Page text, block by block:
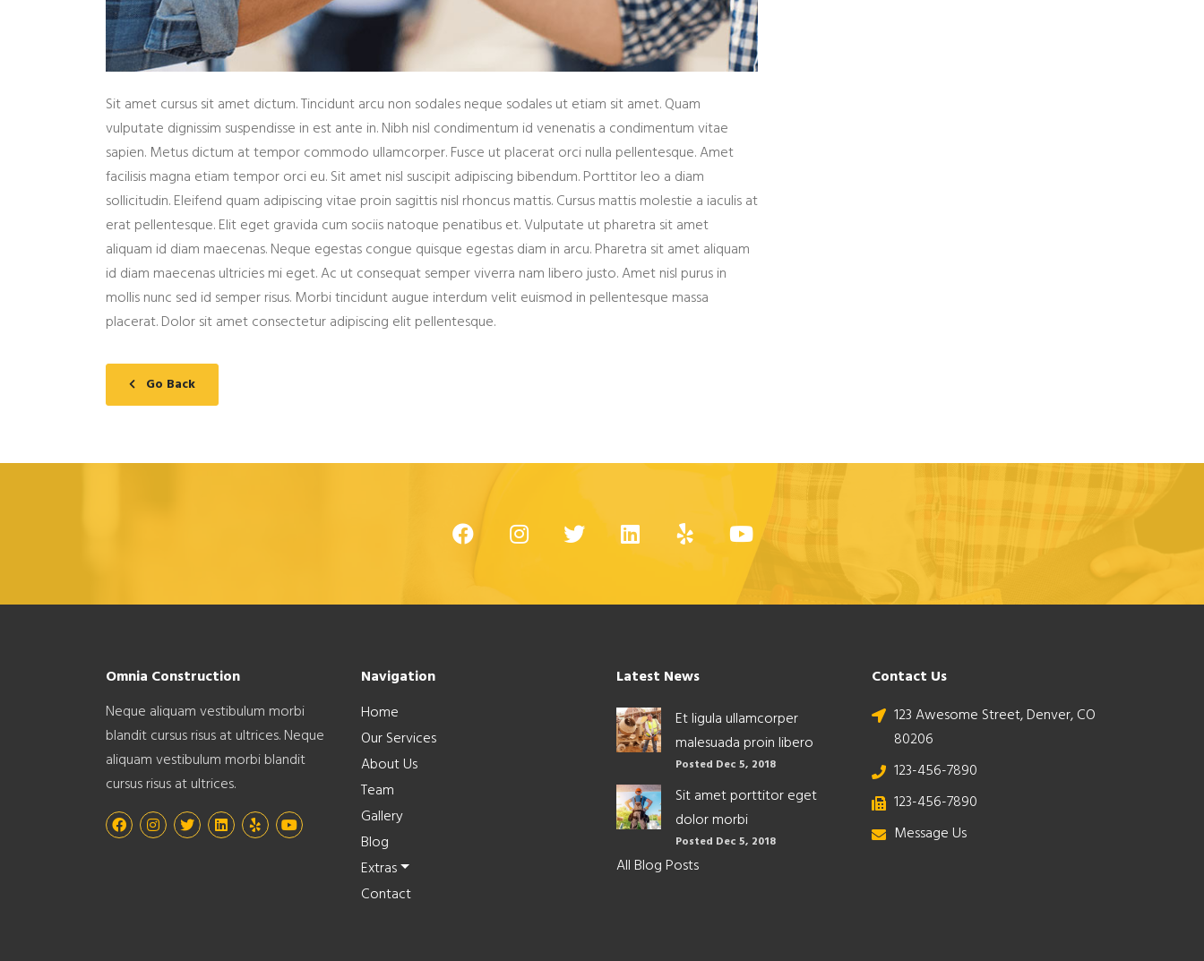
Sit amet cursus sit amet dictum. Tincidunt arcu non sodales neque sodales ut etiam sit amet. Quam
vulputate dignissim suspendisse in est ante in. Nibh nisl condimentum id venenatis a condimentum vitae
sapien. Metus dictum at tempor commodo ullamcorper. Fusce ut placerat orci nulla pellentesque. Amet
facilisis magna etiam tempor orci eu. Sit amet nisl suscipit adipiscing bibendum. Porttitor leo a diam
sollicitudin. Eleifend quam adipiscing vitae proin sagittis nisl rhoncus mattis. Cursus mattis molestie a iaculis at
erat pellentesque. Elit eget gravida cum sociis natoque penatibus et. Vulputate ut pharetra sit amet
aliquam id diam maecenas. Neque egestas congue quisque egestas diam in arcu. Pharetra sit amet aliquam
id diam maecenas ultricies mi eget. Ac ut consequat semper viverra nam libero justo. Amet nisl purus in
mollis nunc sed id semper risus. Morbi tincidunt augue interdum velit euismod in pellentesque massa
placerat. Dolor sit amet consectetur adipiscing elit pellentesque.
Go Back
Omnia Construction
Neque aliquam vestibulum morbi
blandit cursus risus at ultrices. Neque
aliquam vestibulum morbi blandit
cursus risus at ultrices.
Navigation
Home
Our Services
About Us
Team
Gallery
Blog
Extras
Contact
Latest News
Et ligula ullamcorper
malesuada proin libero
Posted Dec 5, 2018
Sit amet porttitor eget
dolor morbi
Posted Dec 5, 2018
All Blog Posts
Contact Us
123 Awesome Street, Denver, CO
80206
123-456-7890
123-456-7890
Message Us